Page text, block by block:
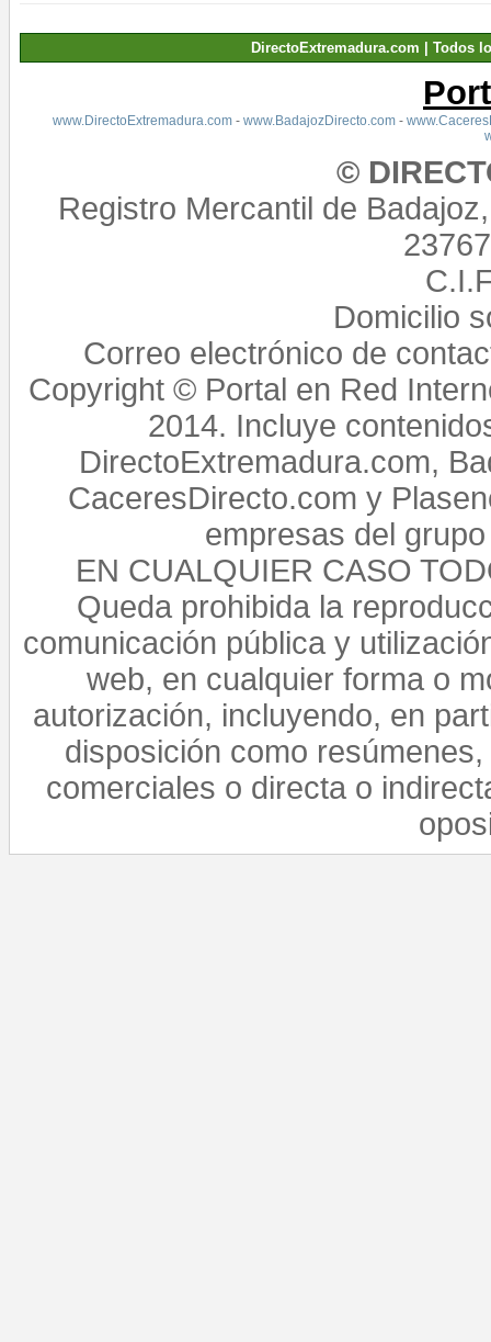
DirectoExtremadura.com | Todos
www.DirectoExtremadura.com- www.BadajozDirecto.com-
©
Registro Mercantil de
Domicilio
Correo electrónico de
Copyright © Portal en Red
2014. Incluye
DirectoExtremadura.com,
CaceresDirecto.com y
empresas del
EN CUALQUIER CASO
Queda prohibida la
comunicación pública y
web, en cualquier forma o
autorización, incluyendo, en
disposición como
comerciales o directa o